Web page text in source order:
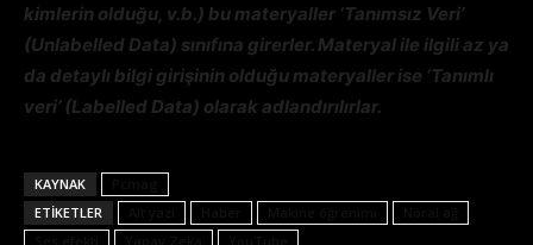
kimlerin olduğu, v.b.) bu materyaller ‘Tanımsız Veri’
(Unlabelled Data) sınıfına girerler. Materyal ile ilgili az ya
da detaylı bilgi girişinin olduğu materyaller ise ‘Tanımlı
veri’ (Labelled Data) olarak adlandırılırlar.
KAYNAK
ETIKETLER